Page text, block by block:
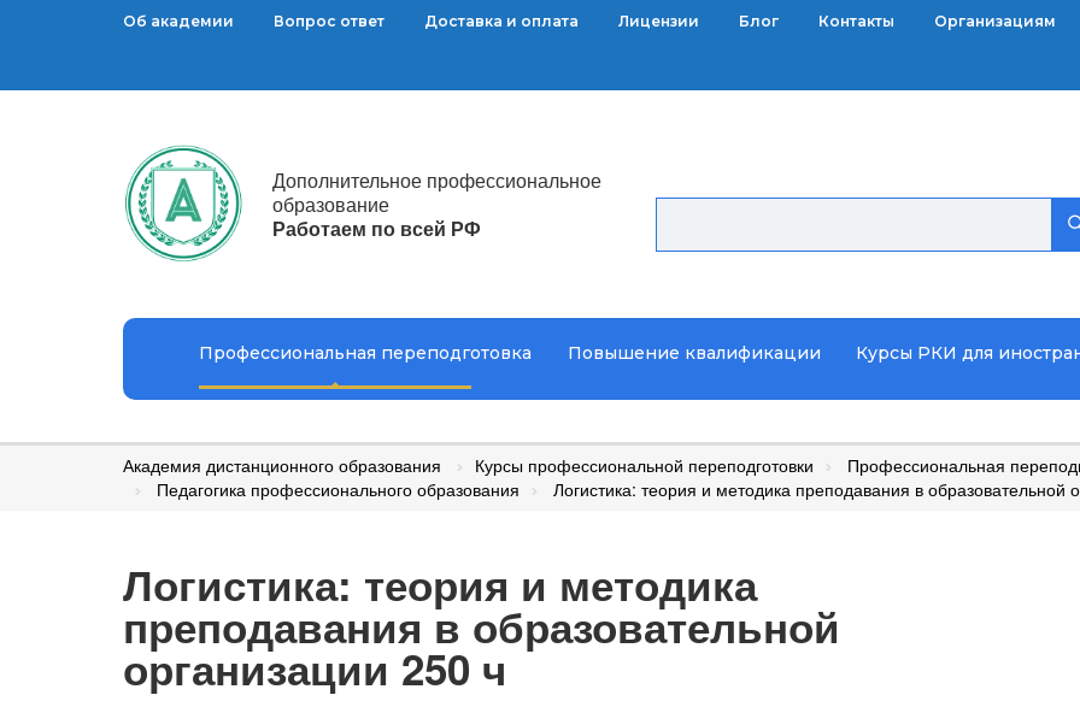
Организациям
Контакты
Блог
Лицензии
Доставка и оплата
Вопрос ответ
Об академии
Дополнительное профессиональное
образование
Работаем по всей РФ
Профессиональная переподготовка Повышение квалификации Курсы РКИ для
Академия дистанционного образования Курсы профессиональной переподготовки
Профессиональная
Педагогика профессионального образования
Логистика: теория и методика преподавания в образовательной
Логистика: теория и методика
преподавания в образовательной
организации 250 ч